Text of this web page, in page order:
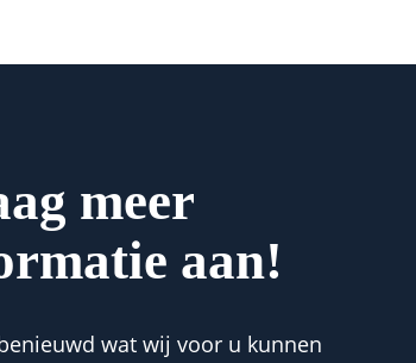
meer
aan!
wat wij voor u kunnen